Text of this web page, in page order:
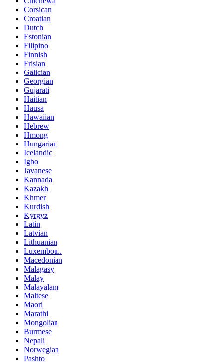
Corsican
Croatian
Dutch
Estonian
Filipino
Finnish
Frisian
Galician
Georgian
Gujarati
Haitian
Hausa
Hawaiian
Hebrew
Hmong
Hungarian
Icelandic
Igbo
Javanese
Kannada
Kazakh
Khmer
Kurdish
Kyrgyz
Latin
Latvian
Lithuanian
Luxembou..
Macedonian
Malagasy
Malay
Malayalam
Maltese
Maori
Marathi
Mongolian
Burmese
Nepali
Norwegian
Pashto